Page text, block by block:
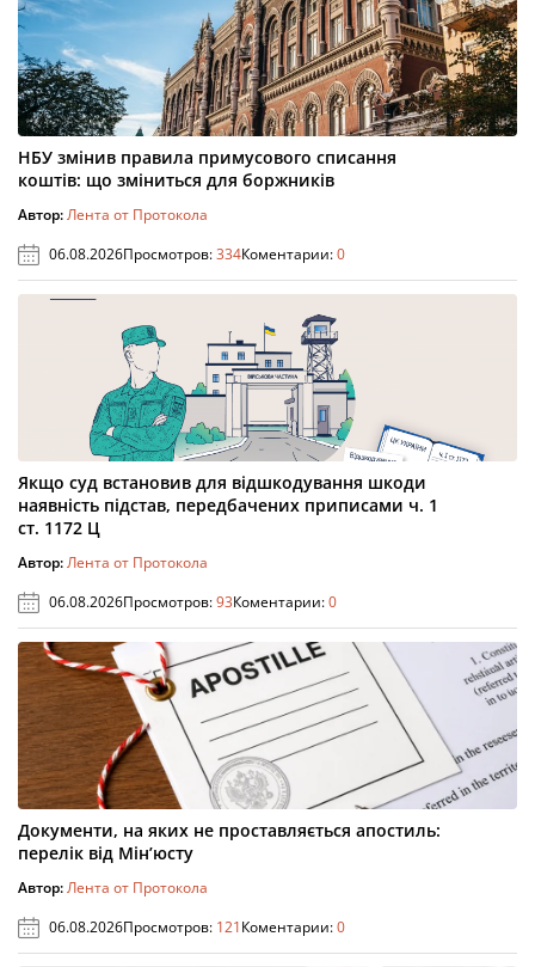
НБУ змінив правила примусового списання
коштів: що зміниться для боржників
Автор:Лента от Протокола
06.08.2026Просмотров:334Коментарии:0
Якщо суд встановив для відшкодування шкоди
наявність підстав, передбачених приписами ч. 1
ст. 1172 Ц
Автор:Лента от Протокола
06.08.2026Просмотров:93Коментарии:0
Документи, на яких не проставляється апостиль:
перелік від Мін’юсту
Автор:Лента от Протокола
06.08.2026Просмотров: 121Коментарии:0